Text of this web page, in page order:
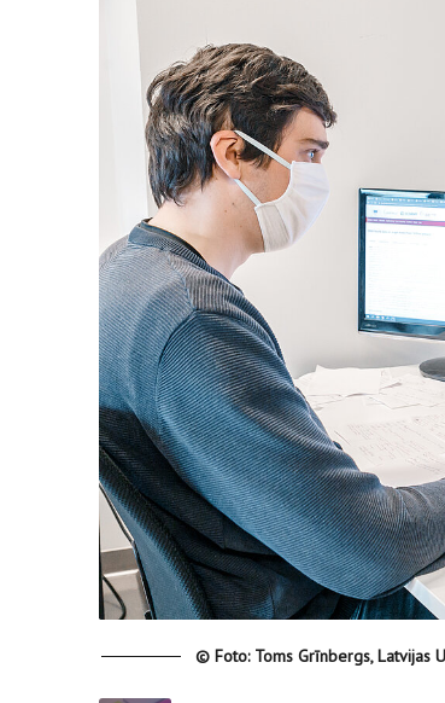
© Foto: Toms Grīnbergs, Latvijas